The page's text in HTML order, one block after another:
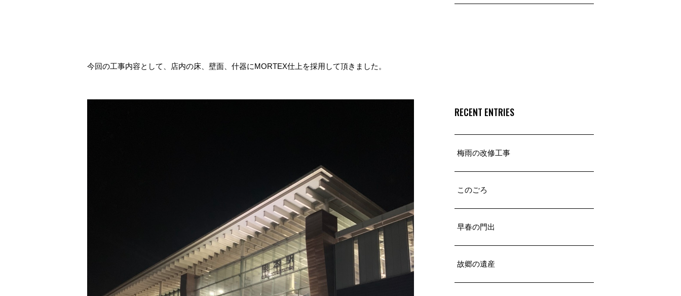
今回の工事内容として、店内の床、壁面、什器にMORTEX仕上を採用して頂きました。
RECENT ENTRIES
梅雨の改修工事
このごろ
早春の門出
故郷の遺産